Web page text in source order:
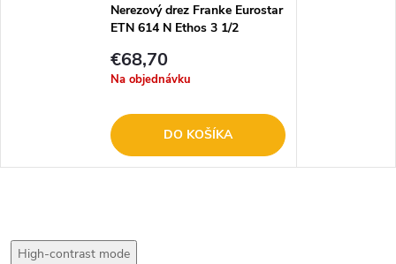
Nerezový drez Franke Eurostar
ETN 614 N Ethos 3 1/2
€68,70
Na objednávku
DO KOŠÍKA
High-contrast mode